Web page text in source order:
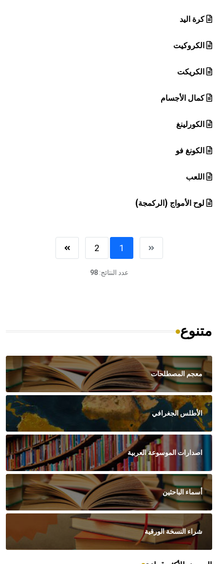
كرة اليد
الكروكيت
الكريكت
كمال الأجسام
الكورلينغ
الكونغ فو
اللعب
لوح الأمواج (الركمجة)
1
2
عدد النتائج:98
متنوع
معجم المصطلحات
الأطلس الجغرافي
اصدارات الموسوعة العربية
أسماء الباحثين
شراء النسخة الورقية